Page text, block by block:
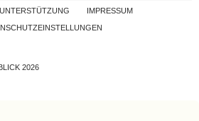
Skip to content
UNTERSTÜTZUNG
IMPRESSUM
2026